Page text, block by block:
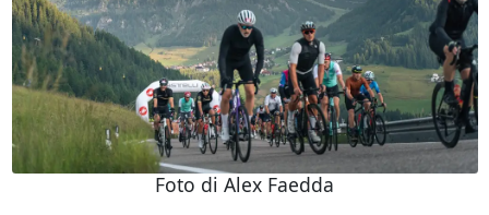
Foto di Alex Faedda